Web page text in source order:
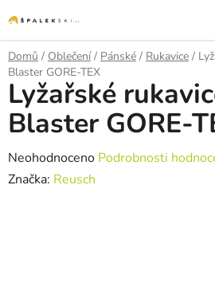
Domů / Oblečení / Pánské / Rukavice /
Blaster GORE-TEX
Lyžařské
Blaster GORE-
Průměrné hodnocení produktu je 0,0
Neohodnoceno Podrobnosti
Značka: Reusch